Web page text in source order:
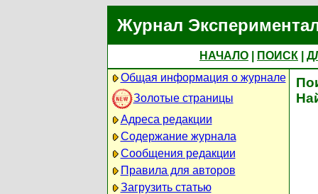
Журнал
НАЧАЛО ПОИСК
Общая информация о журнале
Золотые страницы
Адреса редакции
Содержание журнала
Сообщения редакции
Правила для авторов
Загрузить статью